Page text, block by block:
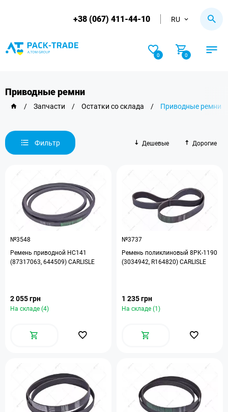
+38 (067) 411-44-10 RU
0 0
Приводные ремни
/ Запчасти / Остатки со склада / Приводные ремни
Фильтр Дешевые Дорогие
№3548
Ремень приводной HC141
(87317063, 644509) CARLISLE
2 055 грн
На складе (4)
№3737
Ремень поликлиновый 8PK-1190
(3034942, R164820) CARLISLE
1 235 грн
На складе (1)